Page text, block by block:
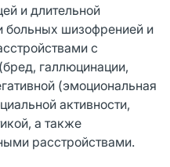
и длительной
больных шизофренией и
с
галлюцинации,
(эмоциональная
активности,
а также
расстройствами.